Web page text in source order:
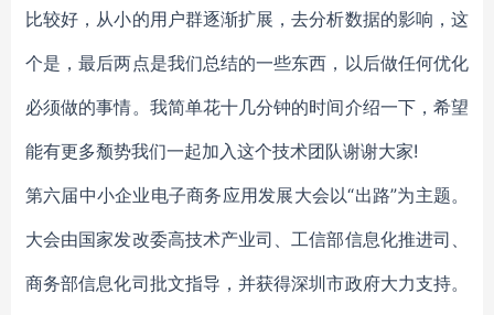
比较好，从小的用户群逐渐扩展，去分析数据的影响，这
个是，最后两点是我们总结的一些东西，以后做任何优化
必须做的事情。我简单花十几分钟的时间介绍一下，希望
能有更多颓势我们一起加入这个技术团队谢谢大家!
第六届中小企业电子商务应用发展大会以“出路”为主题。
大会由国家发改委高技术产业司、工信部信息化推进司、
商务部信息化司批文指导，并获得深圳市政府大力支持。